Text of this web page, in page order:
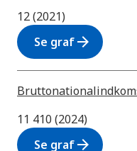
12 (2021)
Se grafarrow_forward
11 410 (2024)
Se grafarrow_forward